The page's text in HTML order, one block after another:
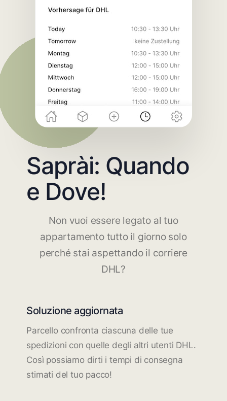
Saprài: Quando
e Dove!
Non vuoi essere legato al tuo
appartamento tutto il giorno solo
perché stai aspettando il corriere
DHL?
Soluzione aggiornata
Parcello confronta ciascuna delle tue
spedizioni con quelle degli altri utenti DHL.
Così possiamo dirti i tempi di consegna
stimati del tuo pacco!